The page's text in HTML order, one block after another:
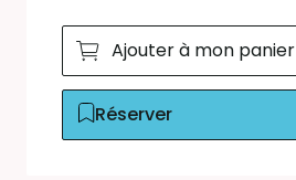
Ajouter à mon panier
Réserver